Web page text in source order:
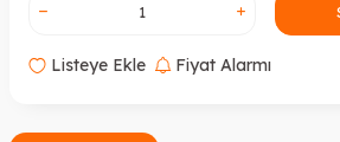
Listeye Ekle Fiyat Alarmı